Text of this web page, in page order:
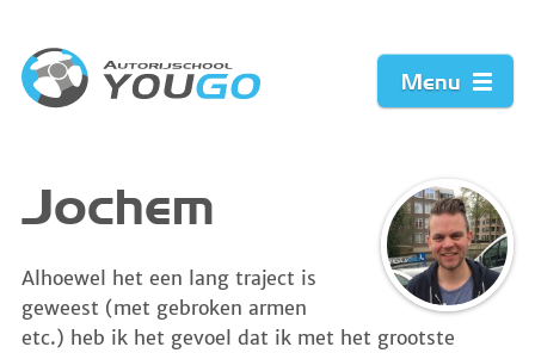
Menu
Werkwijze
Jochem
Alhoewel het een lang traject is
geweest (met gebroken armen
etc.) heb ik het gevoel dat ik met het grootste